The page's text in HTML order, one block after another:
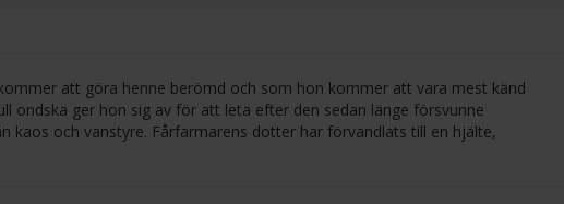
att göra henne berömd och som hon kommer att vara mest känd
ondska ger hon sig av för att leta efter den sedan länge försvunne
kaos och vanstyre. Fårfarmarens dotter har förvandlats till en hjälte,